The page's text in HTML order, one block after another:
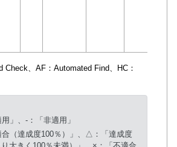
Check、AF： Automated Find、HC：
」、-：「非適用」
合（達成度100％）」、△：「達成度